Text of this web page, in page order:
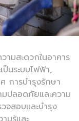
ามสะดวกในอาคาร
ป็นระบบไฟฟ้า,
การบำรุงรักษา
ปลอดภัยและความ
จสอบและบำรุง